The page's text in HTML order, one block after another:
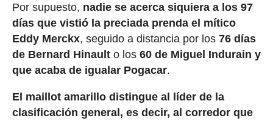
Por supuesto, nadie se acerca siquiera a los 97
días que vistió la preciada prenda el mítico
Eddy Merckx, seguido a distancia por los 76 días
de Bernard Hinault o los 60 de Miguel Indurain y
que acaba de igualar Pogacar.
El maillot amarillo distingue al líder de la
clasificación general, es decir, al corredor que